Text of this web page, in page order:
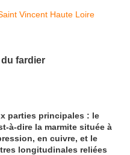
fardier
parties principales : le
à-dire la marmite située à
en cuivre, et le
longitudinales reliées